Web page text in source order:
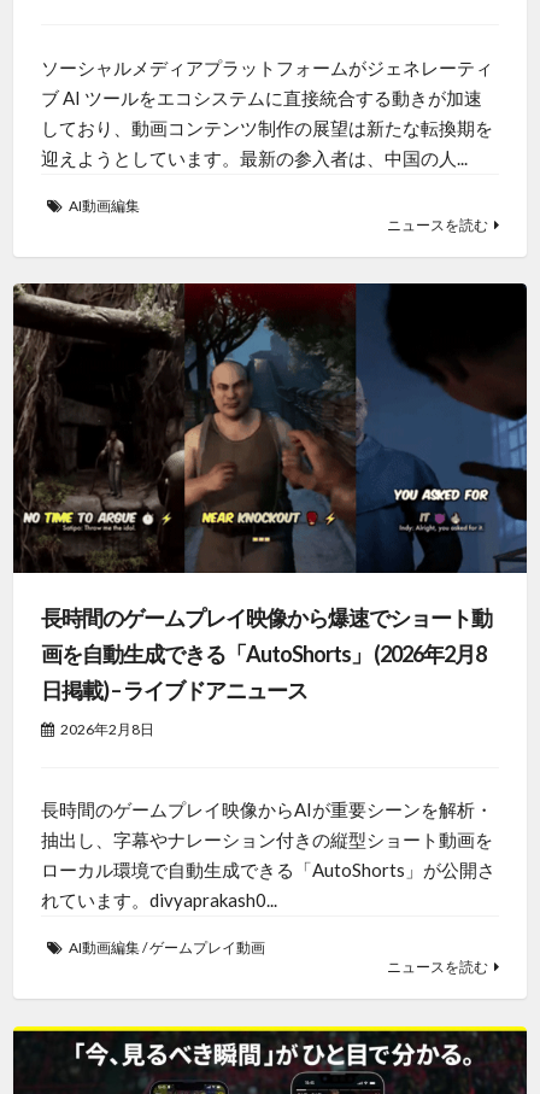
ソーシャルメディアプラットフォームがジェネレーティ
ブ AI ツールをエコシステムに直接統合する動きが加速
しており、動画コンテンツ制作の展望は新たな転換期を
迎えようとしています。最新の参入者は、中国の人...
AI動画編集
ニュースを読む
長時間のゲームプレイ映像から爆速でショート動
画を自動生成できる「AutoShorts」 (2026年2月8
日掲載) – ライブドアニュース
2026年2月8日
長時間のゲームプレイ映像からAIが重要シーンを解析・
抽出し、字幕やナレーション付きの縦型ショート動画を
ローカル環境で自動生成できる「AutoShorts」が公開さ
れています。divyaprakash0...
AI動画編集/ゲームプレイ動画
ニュースを読む